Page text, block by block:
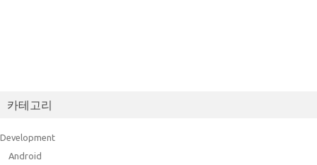
카테고리
Development
Android